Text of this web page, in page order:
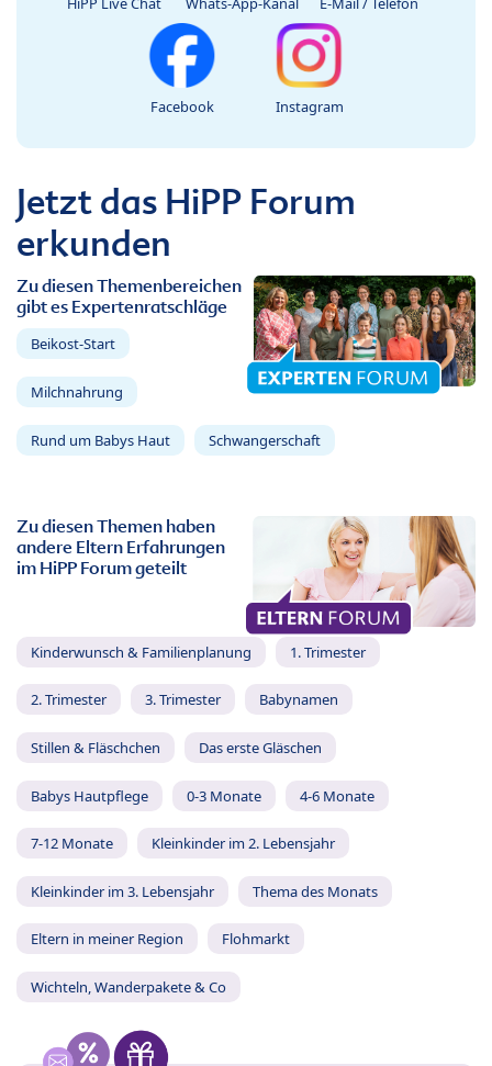
Facebook Instagram
Jetzt das HiPP Forum
erkunden
Zu diesen Themenbereichen
gibt es Expertenratschläge
Beikost-Start
Milchnahrung
Rund um Babys Haut Schwangerschaft
Zu diesen Themen haben
andere Eltern Erfahrungen
im HiPP Forum geteilt
Kinderwunsch & Familienplanung 1. Trimester
2. Trimester 3. Trimester Babynamen
Stillen & Fläschchen Das erste Gläschen
Babys Hautpflege 0-3 Monate 4-6 Monate
7-12 Monate Kleinkinder im 2. Lebensjahr
Kleinkinder im 3. Lebensjahr Thema des Monats
Eltern in meiner Region Flohmarkt
Wichteln, Wanderpakete & Co